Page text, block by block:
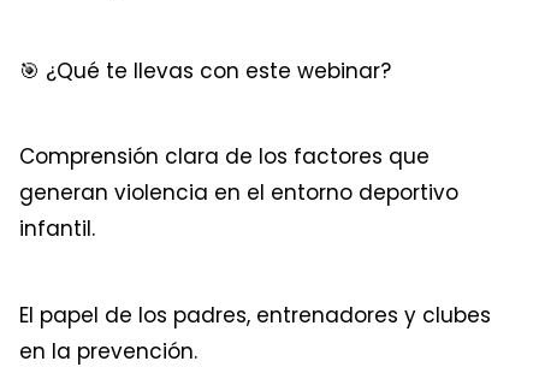
🎯 ¿Qué te llevas con este webinar?
Comprensión clara de los factores que
generan violencia en el entorno deportivo
infantil.
El papel de los padres, entrenadores y clubes
en la prevención.